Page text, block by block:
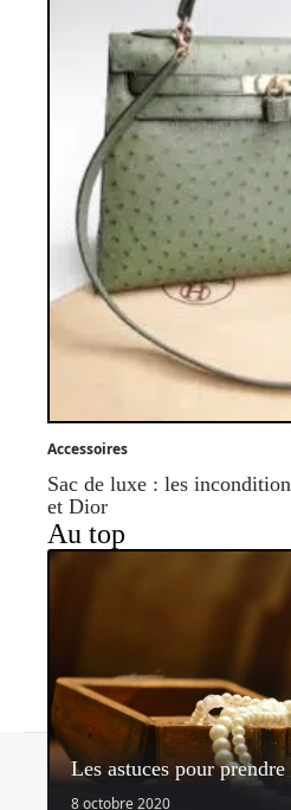
Accessoires
Sac de luxe : les
et Dior
Au top
Les astuces pour
8 octobre 2020
Contact Mentions